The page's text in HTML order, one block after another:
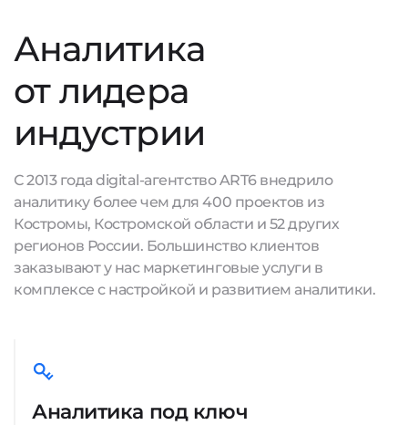
Аналитика
от лидера
индустрии
С 2013 года digital-агентство ART6 внедрило
аналитику более чем для 400 проектов из
Костромы, Костромской области и 52 других
регионов России. Большинство клиентов
заказывают у нас маркетинговые услуги в
комплексе с настройкой и развитием аналитики.
Аналитика под ключ